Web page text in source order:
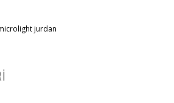
jurdan